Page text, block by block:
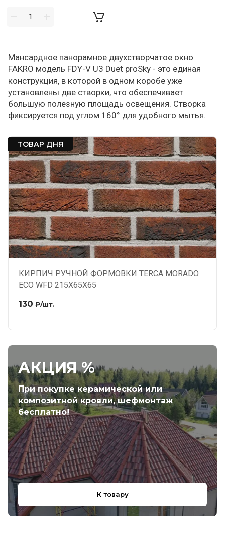
ТОВАР ДНЯ
КИРПИЧ РУЧНОЙ ФОРМОВКИ TERCA MORADO
ECO WFD 215X65X65
130 ₽/шт.
АКЦИЯ %
При покупке керамической или
композитной кровли, шефмонтаж
бесплатно!
К товару
Мансардное панорамное двухстворчатое окно
FAKRO модель FDY-V U3 Duet proSky - это единая
конструкция, в которой в одном коробе уже
установлены две створки, что обеспечивает
большую полезную площадь освещения. Створка
фиксируется под углом 160° для удобного мытья.